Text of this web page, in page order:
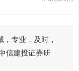
专业，及时，
建投证券研